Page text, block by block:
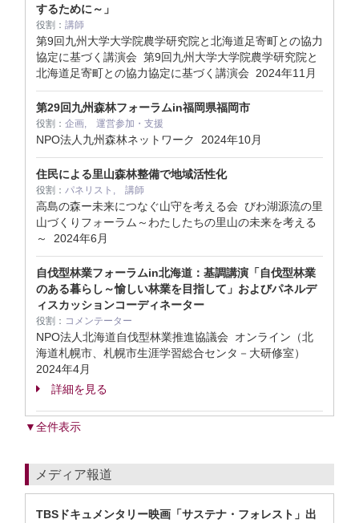
するために～」
役割： 講師
第9回九州大学大学院農学研究院と北海道足寄町との協力
協定に基づく講演会 第9回九州大学大学院農学研究院と
北海道足寄町との協力協定に基づく講演会 2024年11月
第29回九州森林フォーラムin福岡県福岡市
役割： 企画, 運営参加・支援
NPO法人九州森林ネットワーク 2024年10月
住民による里山森林整備で地域活性化
役割： パネリスト, 講師
高島の森ー未来につなぐ山守を考える会 びわ湖源流の里
山づくりフォーラム～わたしたちの里山の未来を考える
～ 2024年6月
自伐型林業フォーラムin北海道：基調講演「自伐型林業
のある暮らし～愉しい林業を目指して」およびパネルデ
ィスカッションコーディネーター
役割： コメンテーター
NPO法人北海道自伐型林業推進協議会 オンライン（北
海道札幌市、札幌市生涯学習総合センタ－大研修室）
2024年4月
詳細を見る
▼全件表示
メディア報道
TBSドキュメンタリー映画「サステナ・フォレスト」出